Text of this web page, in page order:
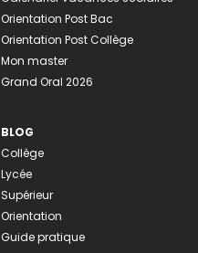
Orientation Post Bac
Orientation Post Collège
Mon master
Grand Oral 2026
BLOG
Collège
Lycée
Supérieur
Orientation
Guide pratique